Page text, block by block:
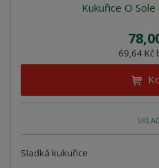
Kukuřice O
69,64 Kč
Sladká kukuřice